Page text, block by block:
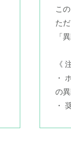
こ
た
「
《
・
の
・